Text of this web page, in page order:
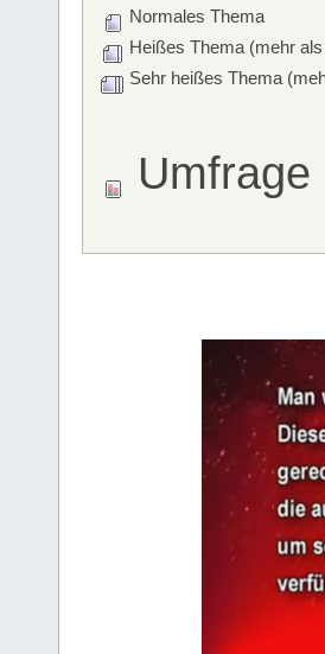
Normales Thema
Heißes Thema (mehr
Sehr heißes Thema
Umfrage